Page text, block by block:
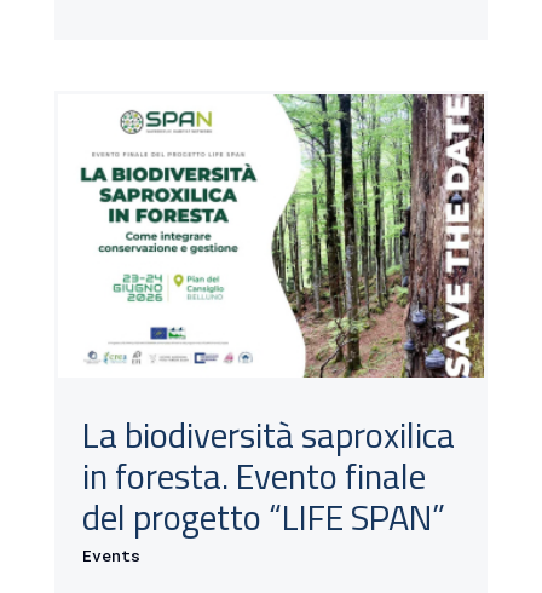
La biodiversità saproxilica
in foresta. Evento finale
del progetto “LIFE SPAN”
Events